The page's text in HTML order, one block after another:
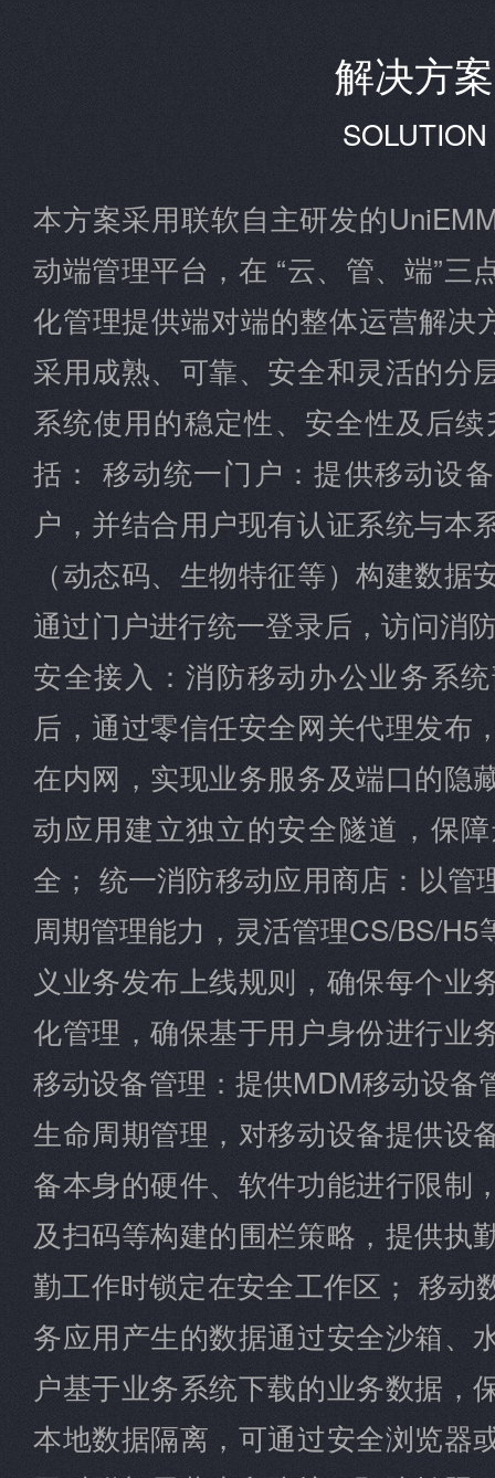
解决方案
SOLUTION
本方案采用联软自主研发的
动端管理平台，在 “云、管、端”三
化管理提供端对端的整体运营解决
采用成熟、可靠、安全和灵活的分
系统使用的稳定性、安全性及后
括： 移动统一门户：提供移动设
户，并结合用户现有认证系统与本
（动态码、生物特征等）构建数
通过门户进行统一登录后，访问消
安全接入：消防移动办公业务系
后，通过零信任安全网关代理发布
在内网，实现业务服务及端口的隐
动应用建立独立的安全隧道，保
全； 统一消防移动应用商店：以管
周期管理能力，灵活管理CS/BS/
义业务发布上线规则，确保每个业
化管理，确保基于用户身份进行业
移动设备管理：提供MDM移动设备
生命周期管理，对移动设备提供设
备本身的硬件、软件功能进行限制
及扫码等构建的围栏策略，提供执
勤工作时锁定在安全工作区； 移动
务应用产生的数据通过安全沙箱、
户基于业务系统下载的业务数据，
本地数据隔离，可通过安全浏览器